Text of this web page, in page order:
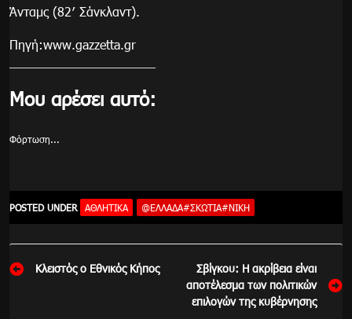
Άνταμς (82′ Σάνκλαντ).
Πηγή:www.gazzetta.gr
Μου αρέσει αυτό:
Φόρτωση...
POSTED UNDER ΑΘΛΗΤΙΚΑ @ΕΛΛΆΔΑ#ΣΚΩΤΙΑ#ΝΊΚΗ
Πλοήγηση
άρθρων
Κλειστός ο Εθνικός Κήπος
Σβίγκου: Η ακρίβεια είναι
αποτέλεσμα των πολιτικών
επιλογών της κυβέρνησης